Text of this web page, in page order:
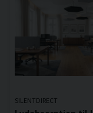
SILENTDIRECT